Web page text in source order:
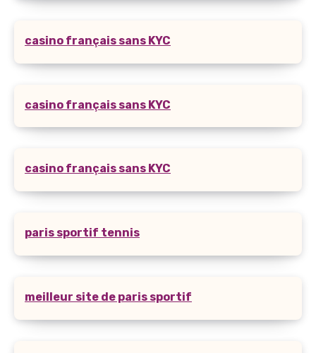
casino français sans KYC
casino français sans KYC
casino français sans KYC
paris sportif tennis
meilleur site de paris sportif